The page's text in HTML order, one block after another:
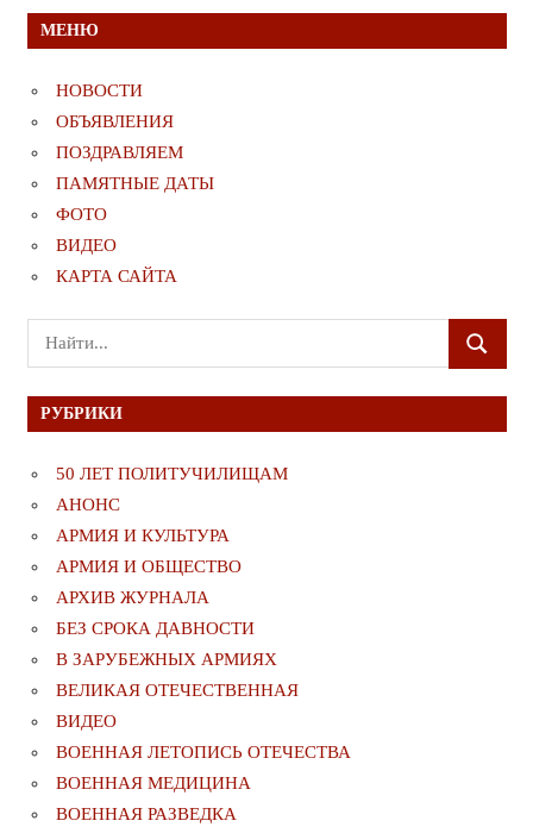
МЕНЮ
НОВОСТИ
ОБЪЯВЛЕНИЯ
ПОЗДРАВЛЯЕМ
ПАМЯТНЫЕ ДАТЫ
ФОТО
ВИДЕО
КАРТА САЙТА
Поиск
для:
ПОИСК
РУБРИКИ
50 ЛЕТ ПОЛИТУЧИЛИЩАМ
АНОНС
АРМИЯ И КУЛЬТУРА
АРМИЯ И ОБЩЕСТВО
АРХИВ ЖУРНАЛА
БЕЗ СРОКА ДАВНОСТИ
В ЗАРУБЕЖНЫХ АРМИЯХ
ВЕЛИКАЯ ОТЕЧЕСТВЕННАЯ
ВИДЕО
ВОЕННАЯ ЛЕТОПИСЬ ОТЕЧЕСТВА
ВОЕННАЯ МЕДИЦИНА
ВОЕННАЯ РАЗВЕДКА